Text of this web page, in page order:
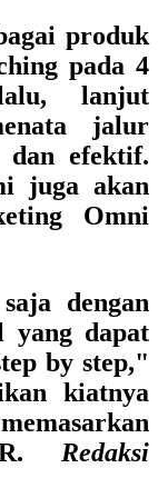
produk
pada 4
, lanjut
jalur
dan efektif.
juga akan
Omni
dengan
yang dapat
by step,"
kiatnya
Redaksi